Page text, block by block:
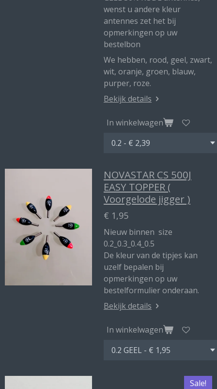
wenst u andere kleur
antennes zet het bij
opmerkingen op uw
bestelbon
We hebben, rood, geel, zwart,
wit, oranje, groen, blauw,
purper, roze.
Bekijk details
In winkelwagen
NOVASTAR CS 500J
EASY TOPPER (
Voorgelode jigger )
€ 1,95
Nieuw binnen size
0.2_0.3_0.4_0.5
De kleur van de tipjes kan
uzelf bepalen bij
opmerkingen op uw
bestelformulier onderaan.
Bekijk details
In winkelwagen
Sale!